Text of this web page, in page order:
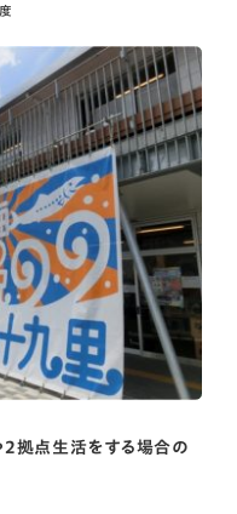
2拠点生活をする場合の